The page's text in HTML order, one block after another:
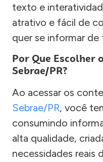
texto e
atrativo e fácil de
quer se informar
Por Que Escolher
Sebrae/PR?
Ao acessar os
Sebrae/PR, você
consumindo
alta qualidade,
necessidades reais